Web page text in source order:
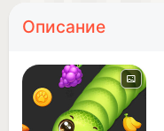
Описание